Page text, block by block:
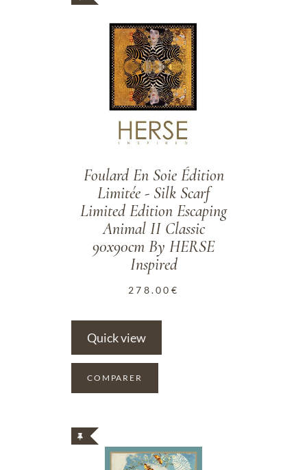
Foulard En Soie Édition
Limitée - Silk Scarf
Limited Edition Escaping
Animal II Classic
90x90cm By HERSE
Inspired
278.00 €
Quick view
COMPARER